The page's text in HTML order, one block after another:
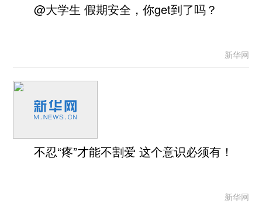
@大学生 假期安全，你get到了吗？
新华网
不忍“疼”才能不割爱 这个意识必须有！
新华网